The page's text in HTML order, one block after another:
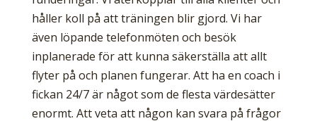
håller koll på att träningen blir gjord. Vi har
även löpande telefonmöten och besök
inplanerade för att kunna säkerställa att allt
flyter på och planen fungerar. Att ha en coach i
fickan 24/7 är något som de flesta värdesätter
enormt. Att veta att någon kan svara på frågor